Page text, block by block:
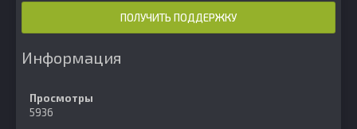
ПОЛУЧИТЬ ПОДДЕРЖКУ
Информация
Просмотры
5936